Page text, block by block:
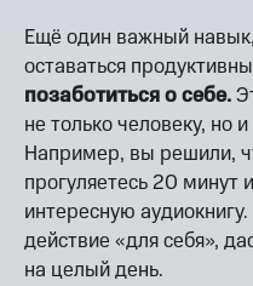
Ещё один важный
оставаться
позаботиться о себе.
не только человеку, но
Например, вы решили,
прогуляетесь 20 минут
интересную
действие «для себя»,
на целый день.